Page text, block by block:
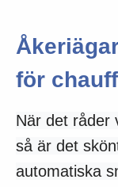
för
När det råder
så är det
automatiska